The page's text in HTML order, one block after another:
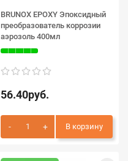
BRUNOX EPOXY Эпоксидный
преобразователь коррозии
аэрозоль 400мл
56.40руб.
В корзину